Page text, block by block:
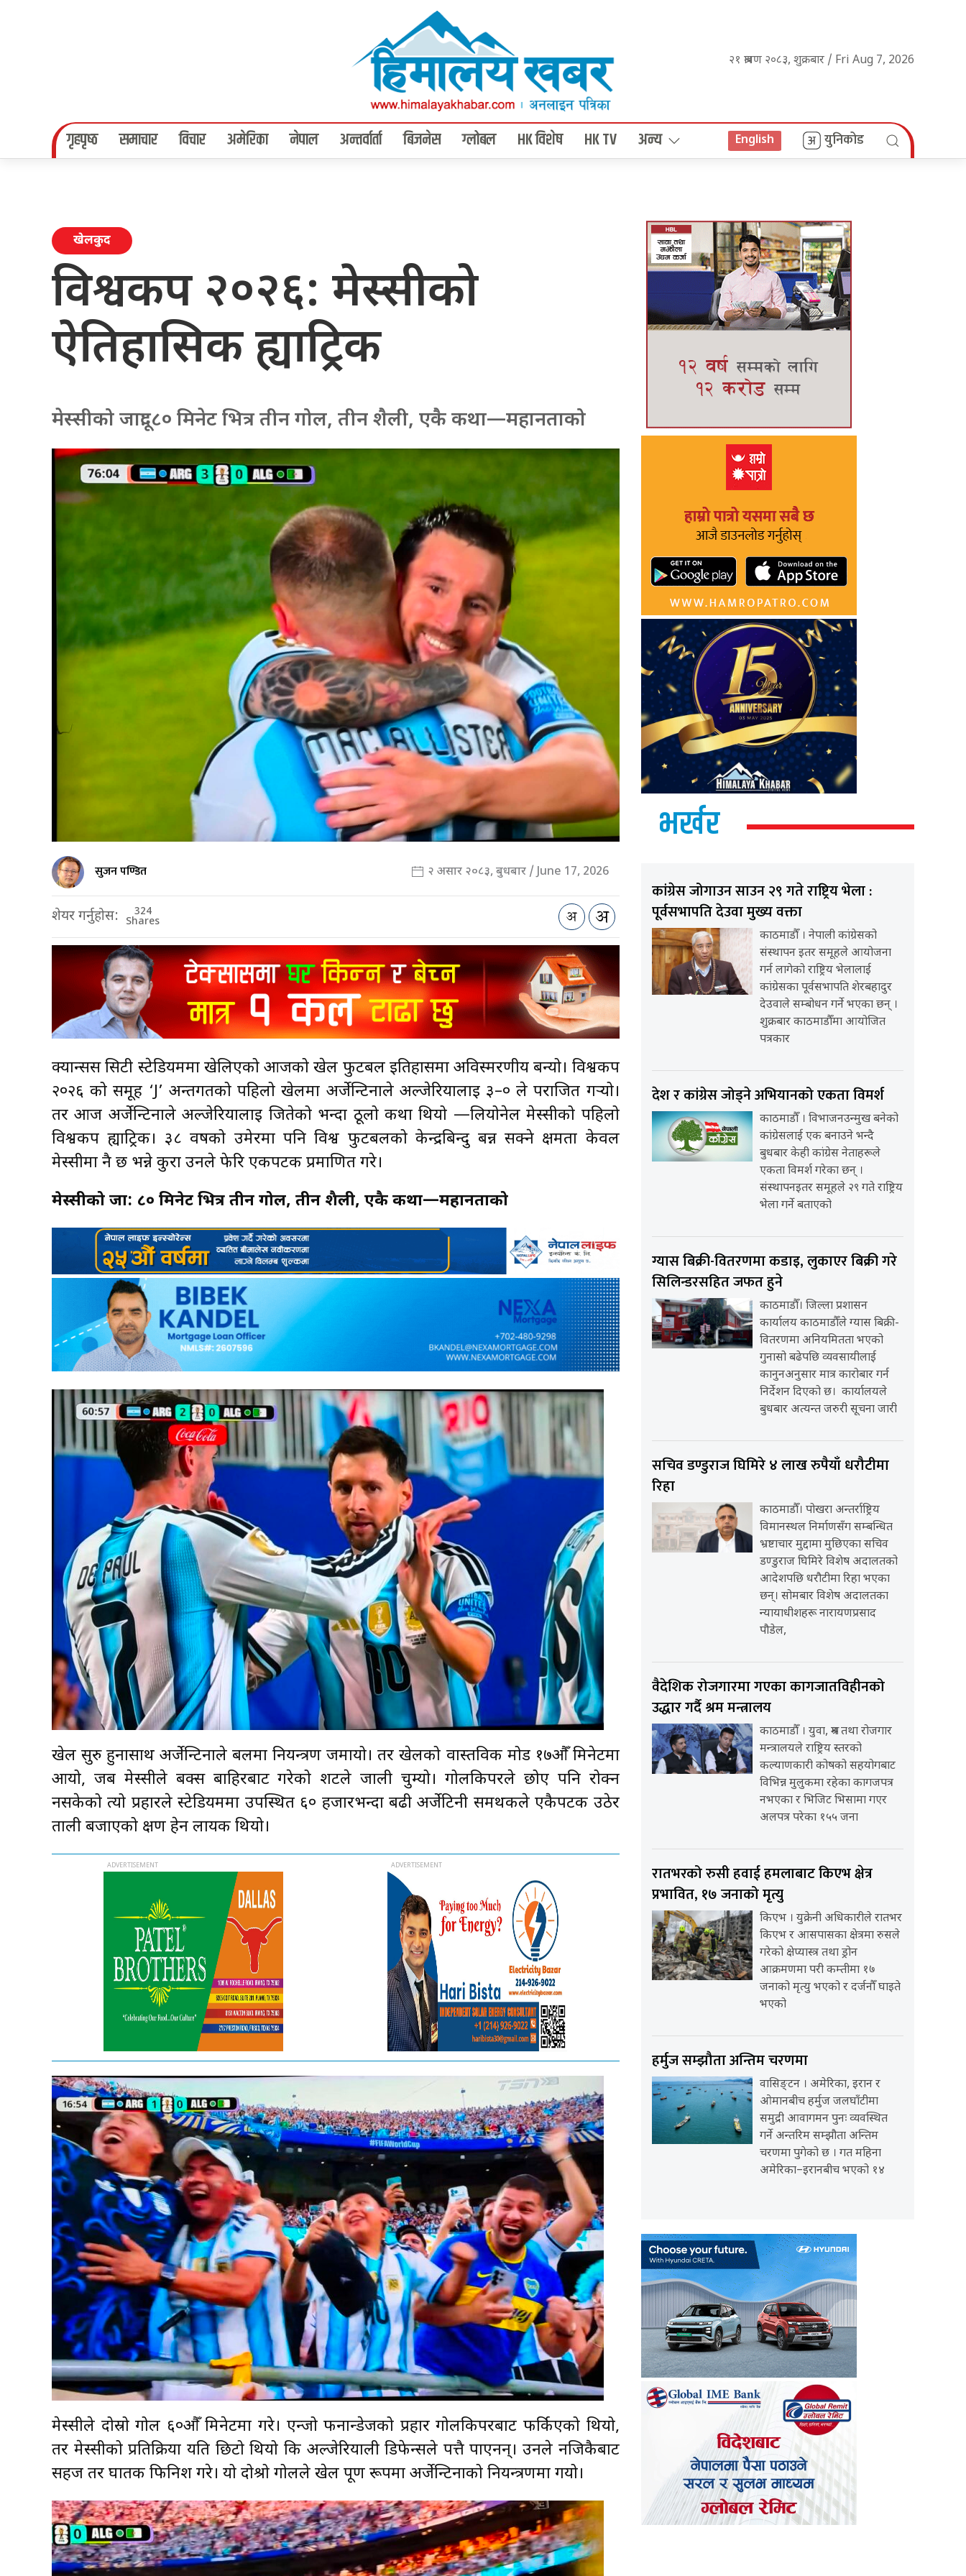
२१ श्रावण २०८३, शुक्रबार / Fri Aug 7, 2026
गृहपृष्‍ठ समाचार विचार अमेरिका नेपाल अन्तर्वार्ता बिजनेस ग्लोबल HK विशेष HK TV अन्य English युनिकोड
खेलकुद
विश्वकप २०२६: मेस्सीको
ऐतिहासिक ह्याट्रिक
मेस्सीको जादू: ८० मिनेट भित्र तीन गोल, तीन शैली, एकै कथा—महानताको
सुजन पण्डित २ असार २०८३, बुधबार / June 17, 2026
शेयर गर्नुहोस: 324
Shares
क्यान्सस सिटी स्टेडियममा खेलिएको आजको खेल फुटबल इतिहासमा अविस्मरणीय बन्यो। विश्वकप
२०२६ को समूह ‘J’ अन्तर्गतको पहिलो खेलमा अर्जेन्टिनाले अल्जेरियालाई ३–० ले पराजित गर्‍यो।
तर आज अर्जेन्टिनाले अल्जेरियालाई जितेको भन्दा ठूलो कथा थियो —लियोनेल मेस्सीको पहिलो
विश्वकप ह्याट्रिक। ३८ वर्षको उमेरमा पनि विश्व फुटबलको केन्द्रबिन्दु बन्न सक्ने क्षमता केवल
मेस्सीमा नै छ भन्ने कुरा उनले फेरि एकपटक प्रमाणित गरे।
मेस्सीको जादू: ८० मिनेट भित्र तीन गोल, तीन शैली, एकै कथा—महानताको
खेल सुरु हुनासाथ अर्जेन्टिनाले बलमा नियन्त्रण जमायो। तर खेलको वास्तविक मोड १७औँ मिनेटमा
आयो, जब मेस्सीले बक्स बाहिरबाट गरेको शटले जाली चुम्यो। गोलकिपरले छोए पनि रोक्न
नसकेको त्यो प्रहारले स्टेडियममा उपस्थित ६० हजारभन्दा बढी अर्जेटिनी समर्थकले एकैपटक उठेर
ताली बजाएको क्षण हेर्न लायक थियो।
मेस्सीले दोस्रो गोल ६०औँ मिनेटमा गरे। एन्जो फर्नान्डेजको प्रहार गोलकिपरबाट फर्किएको थियो,
तर मेस्सीको प्रतिक्रिया यति छिटो थियो कि अल्जेरियाली डिफेन्सले पत्तै पाएनन्। उनले नजिकैबाट
सहज तर घातक फिनिश गरे। यो दोश्रो गोलले खेल पूर्ण रूपमा अर्जेन्टिनाको नियन्त्रणमा गयो।
भर्खर
कांग्रेस जोगाउन साउन २९ गते राष्ट्रिय भेला :
पूर्वसभापति देउवा मुख्य वक्ता
काठमाडौँ । नेपाली कांग्रेसको
संस्थापन इतर समूहले आयोजना
गर्न लागेको राष्ट्रिय भेलालाई
कांग्रेसका पूर्वसभापति शेरबहादुर
देउवाले सम्बोधन गर्ने भएका छन् ।
शुक्रबार काठमाडौँमा आयोजित
पत्रकार
देश र कांग्रेस जोड्ने अभियानको एकता विमर्श
काठमाडौँ । विभाजनउन्मुख बनेको
कांग्रेसलाई एक बनाउने भन्दै
बुधबार केही कांग्रेस नेताहरूले
एकता विमर्श गरेका छन् ।
संस्थापनइतर समूहले २९ गते राष्ट्रिय
भेला गर्ने बताएको
ग्यास बिक्री-वितरणमा कडाइ, लुकाएर बिक्री गरे
सिलिन्डरसहित जफत हुने
काठमाडौँ। जिल्ला प्रशासन
कार्यालय काठमाडौँले ग्यास बिक्री-
वितरणमा अनियमितता भएको
गुनासो बढेपछि व्यवसायीलाई
कानुनअनुसार मात्र कारोबार गर्न
निर्देशन दिएको छ। कार्यालयले
बुधबार अत्यन्त जरुरी सूचना जारी
सचिव डण्डुराज घिमिरे ४ लाख रुपैयाँ धरौटीमा
रिहा
काठमाडौँ। पोखरा अन्तर्राष्ट्रिय
विमानस्थल निर्माणसँग सम्बन्धित
भ्रष्टाचार मुद्दामा मुछिएका सचिव
डण्डुराज घिमिरे विशेष अदालतको
आदेशपछि धरौटीमा रिहा भएका
छन्। सोमबार विशेष अदालतका
न्यायाधीशहरू नारायणप्रसाद
पौडेल,
वैदेशिक रोजगारमा गएका कागजातविहीनको
उद्धार गर्दै श्रम मन्त्रालय
काठमाडौँ । युवा, श्रम तथा रोजगार
मन्त्रालयले राष्ट्रिय स्तरको
कल्याणकारी कोषको सहयोगबाट
विभिन्न मुलुकमा रहेका कागजपत्र
नभएका र भिजिट भिसामा गएर
अलपत्र परेका १५५ जना
रातभरको रुसी हवाई हमलाबाट किएभ क्षेत्र
प्रभावित, १७ जनाको मृत्यु
किएभ । युक्रेनी अधिकारीले रातभर
किएभ र आसपासका क्षेत्रमा रुसले
गरेको क्षेप्यास्त्र तथा ड्रोन
आक्रमणमा परी कम्तीमा १७
जनाको मृत्यु भएको र दर्जनौँ घाइते
भएको
हर्मुज सम्झौता अन्तिम चरणमा
वासिङ्टन । अमेरिका, इरान र
ओमानबीच हर्मुज जलघाँटीमा
समुद्री आवागमन पुनः व्यवस्थित
गर्ने अन्तरिम सम्झौता अन्तिम
चरणमा पुगेको छ । गत महिना
अमेरिका–इरानबीच भएको १४